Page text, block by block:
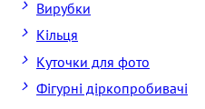
Вирубки
Кільця
Куточки для фото
Фігурні діркопробивачі